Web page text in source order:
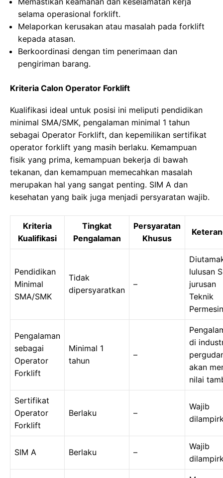
selama operasional forklift.
Melaporkan kerusakan atau masalah pada forklift
kepada atasan.
Berkoordinasi dengan tim penerimaan dan
pengiriman barang.
Kriteria Calon Operator Forklift
Kualifikasi ideal untuk posisi ini meliputi pendidikan
minimal SMA/SMK, pengalaman minimal 1 tahun
sebagai Operator Forklift, dan kepemilikan sertifikat
operator forklift yang masih berlaku. Kemampuan
fisik yang prima, kemampuan bekerja di bawah
tekanan, dan kemampuan memecahkan masalah
merupakan hal yang sangat penting. SIM A dan
kesehatan yang baik juga menjadi persyaratan wajib.
Kriteria
Kualifikasi
Tingkat
Pengalaman
Persyaratan
Khusus
Pendidikan
Minimal
SMA/SMK
Tidak
dipersyaratkan
–
lulusan
jurusan
Teknik
Pengalaman
sebagai
Operator
Forklift
Minimal 1
tahun
–
di
akan
nilai
Sertifikat
Operator
Forklift
Berlaku –
Wajib
SIM A Berlaku –
Wajib